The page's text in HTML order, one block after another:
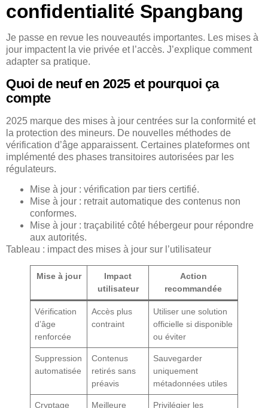
confidentialité Spangbang
Je passe en revue les nouveautés importantes. Les mises à
jour impactent la vie privée et l’accès. J’explique comment
adapter sa pratique.
Quoi de neuf en 2025 et pourquoi ça
compte
2025 marque des mises à jour centrées sur la conformité et
la protection des mineurs. De nouvelles méthodes de
vérification d’âge apparaissent. Certaines plateformes ont
implémenté des phases transitoires autorisées par les
régulateurs.
Mise à jour : vérification par tiers certifié.
Mise à jour : retrait automatique des contenus non
conformes.
Mise à jour : traçabilité côté hébergeur pour répondre
aux autorités.
Tableau : impact des mises à jour sur l’utilisateur
Mise à jour
Impact
utilisateur
Action
recommandée
Vérification
d’âge
renforcée
Accès plus
contraint
Utiliser une solution
officielle si disponible
ou éviter
Suppression
automatisée
Contenus
retirés sans
préavis
Sauvegarder
uniquement
métadonnées utiles
Cryptage
Meilleure
Privilégier les